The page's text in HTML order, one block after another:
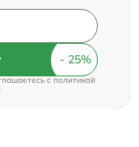
c политикой